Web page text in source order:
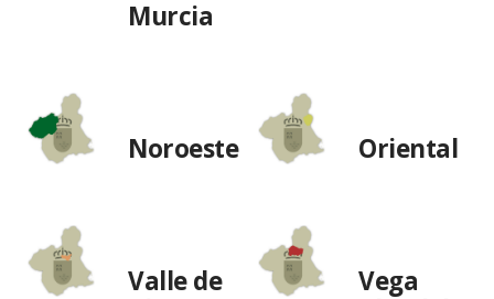
Murcia
Noroeste Oriental
Valle de
Vega